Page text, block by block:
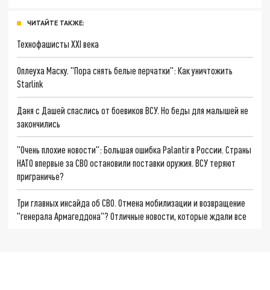
ЧИТАЙТЕ ТАКЖЕ:
Технофашисты XXI века
Оплеуха Маску. "Пора снять белые перчатки": Как уничтожить
Starlink
Даня с Дашей спаслись от боевиков ВСУ. Но беды для малышей не
закончились
"Очень плохие новости": Большая ошибка Palantir в России. Страны
НАТО впервые за СВО остановили поставки оружия. ВСУ теряют
приграничье?
Три главных инсайда об СВО. Отмена мобилизации и возвращение
"генерала Армагеддона"? Отличные новости, которые ждали все